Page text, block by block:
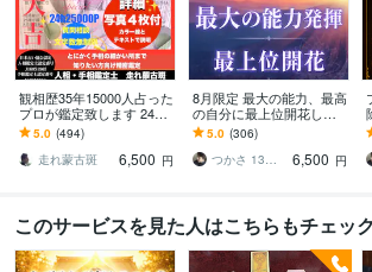
観相歴35年15000人占った
プロが鑑定致します 24h2
5000字☪️線紋手形精密診
断、開運未来占います
5.0 (494)
走れ蒙古斑
6,500 円
8月限定 最大の能力、最高
の自分に最上位開花しま
す 占いおすすめ1位 最も
好評な月限定出品 世界13
カ国で評価
5.0 (306)
つかさ 13カ国で評価 8月3出品 受付
6,500 円
このサービスを見た人はこちらもチェッ